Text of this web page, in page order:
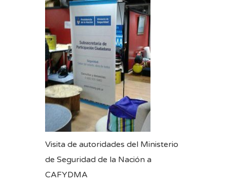
Visita de autoridades del Ministerio
de Seguridad de la Nación a
CAFYDMA